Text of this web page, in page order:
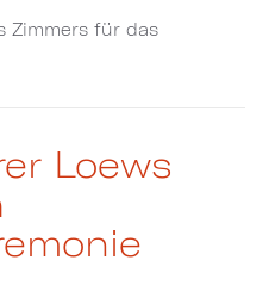
Zimmers für das
Loews